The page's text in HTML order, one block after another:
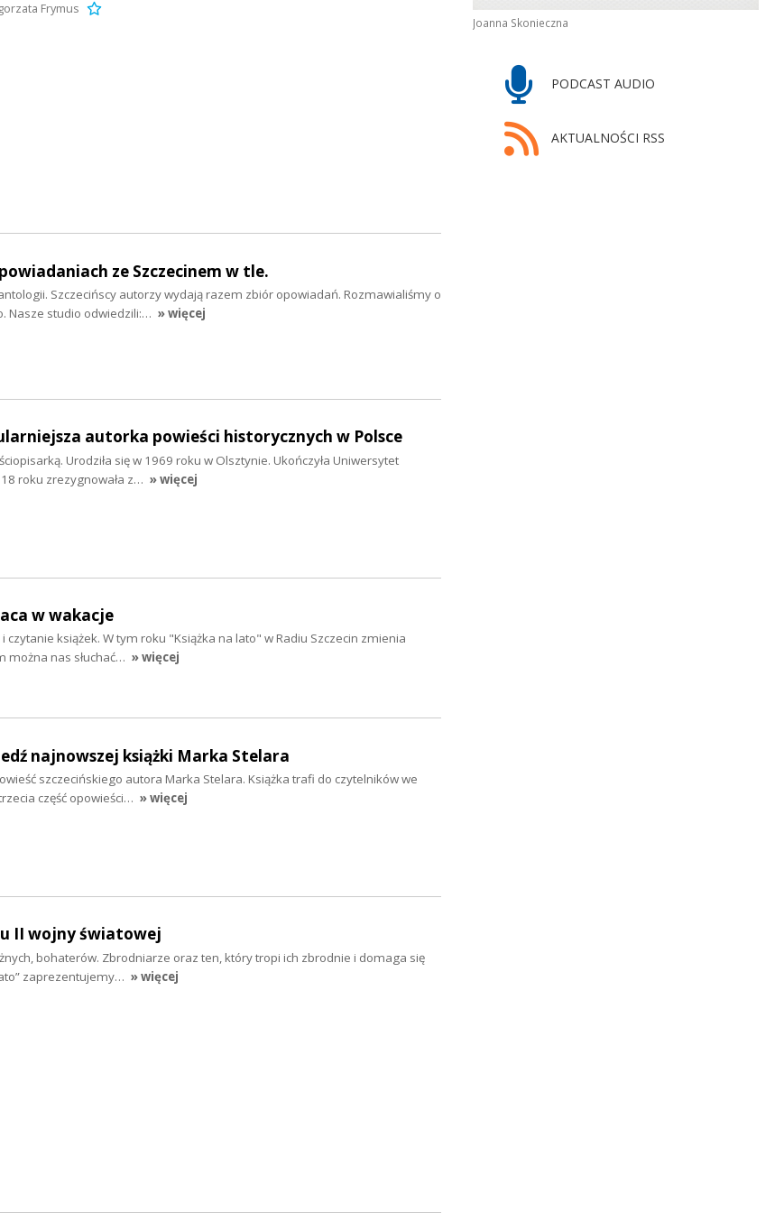
Frymus
Joanna Skonieczna
PODCAST AUDIO
AKTUALNOŚCI RSS
ze Szczecinem w tle.
Szczecińscy autorzy wydają razem zbiór opowiadań. Rozmawialiśmy o
Nasze studio odwiedzili:… » więcej
autorka powieści historycznych w Polsce
Urodziła się w 1969 roku w Olsztynie. Ukończyła Uniwersytet
roku zrezygnowała z… » więcej
w wakacje
czytanie książek. W tym roku "Książka na lato" w Radiu Szczecin zmienia
można nas słuchać… » więcej
najnowszej książki Marka Stelara
szczecińskiego autora Marka Stelara. Książka trafi do czytelników we
część opowieści… » więcej
II wojny światowej
bohaterów. Zbrodniarze oraz ten, który tropi ich zbrodnie i domaga się
zaprezentujemy… » więcej